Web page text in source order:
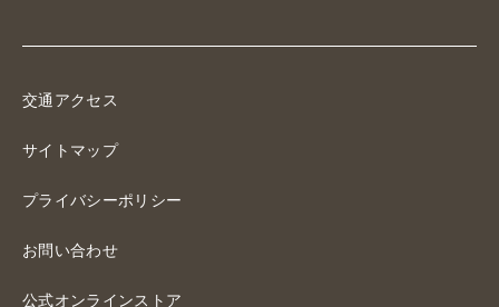
交通アクセス
サイトマップ
プライバシーポリシー
お問い合わせ
公式オンラインストア